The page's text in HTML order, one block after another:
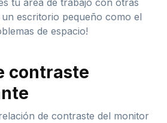
escritorio pequeño como el
de espacio!
contraste
de contraste del monitor